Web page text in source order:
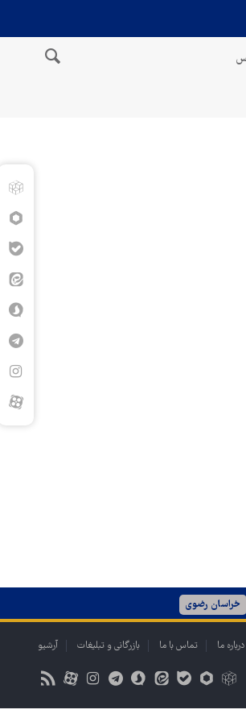
خراسان رضوی
درباره ما تماس با ما بازرگانی و تبلیغات آرشیو